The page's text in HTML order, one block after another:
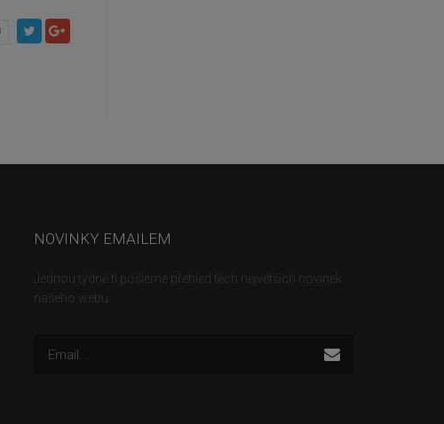
NOVINKY EMAILEM
Jednou týdně ti pošleme přehled těch největších novinek
našeho webu.